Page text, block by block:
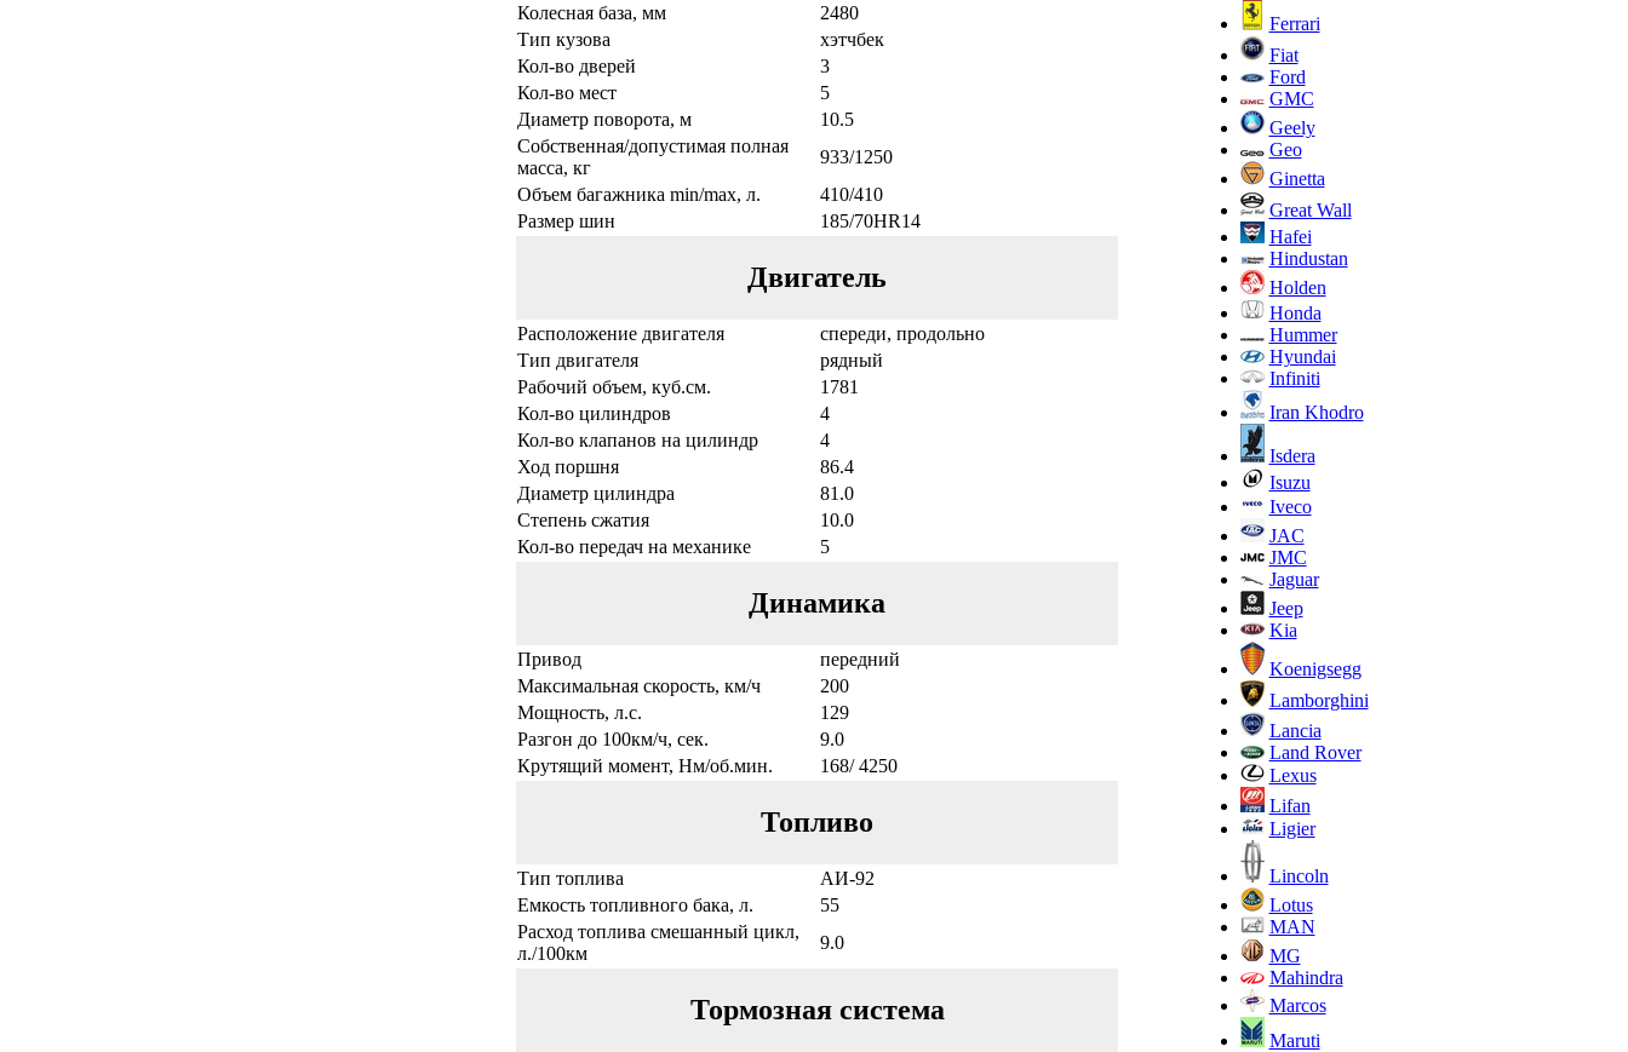
Колесная база, мм
2480
Тип кузова
хэтчбек
Кол-во дверей
3
Кол-во мест
5
Диаметр поворота, м
10.5
Собственная/допустимая полная
масса, кг
933/1250
Объем багажника min/max, л.
410/410
Размер шин
185/70HR14
Двигатель
Расположение двигателя
спереди, продольно
Тип двигателя
рядный
Рабочий объем, куб.см.
1781
Кол-во цилиндров
4
Кол-во клапанов на цилиндр
4
Ход поршня
86.4
Диаметр цилиндра
81.0
Степень сжатия
10.0
Кол-во передач на механике
5
Динамика
Привод
передний
Максимальная скорость, км/ч
200
Мощность, л.с.
129
Разгон до 100км/ч, сек.
9.0
Крутящий момент, Нм/об.мин.
168/ 4250
Топливо
Тип топлива
АИ-92
Емкость топливного бака, л.
55
Расход топлива смешанный цикл,
л./100км
9.0
Тормозная система
Ferrari
Fiat
Ford
GMC
Geely
Geo
Ginetta
Great Wall
Hafei
Hindustan
Holden
Honda
Hummer
Hyundai
Infiniti
Iran Khodro
Isdera
Isuzu
Iveco
JAC
JMC
Jaguar
Jeep
Kia
Koenigsegg
Lamborghini
Lancia
Land Rover
Lexus
Lifan
Ligier
Lincoln
Lotus
MAN
MG
Mahindra
Marcos
Maruti